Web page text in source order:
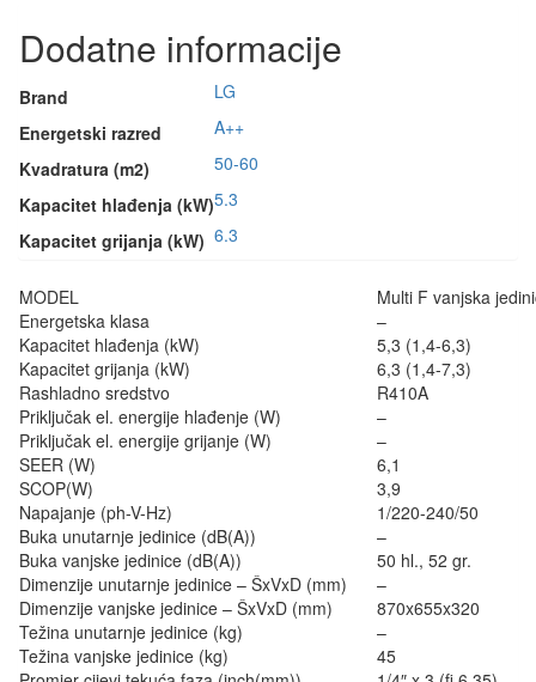
Dodatne informacije
Brand
LG
Energetski razred
A++
Kvadratura (m2)
50-60
Kapacitet hlađenja (kW)5.3
Kapacitet grijanja (kW) 6.3
MODEL
Multi F vanjska
Energetska klasa
–
Kapacitet hlađenja (kW)
5,3 (1,4-6,3)
Kapacitet grijanja (kW)
6,3 (1,4-7,3)
Rashladno sredstvo
R410A
Priključak el. energije hlađenje (W)
–
Priključak el. energije grijanje (W)
–
SEER (W)
6,1
SCOP(W)
3,9
Napajanje (ph-V-Hz)
1/220-240/50
Buka unutarnje jedinice (dB(A))
–
Buka vanjske jedinice (dB(A))
50 hl., 52 gr.
Dimenzije unutarnje jedinice – ŠxVxD (mm)
–
Dimenzije vanjske jedinice – ŠxVxD (mm)
870x655x320
Težina unutarnje jedinice (kg)
–
Težina vanjske jedinice (kg)
45